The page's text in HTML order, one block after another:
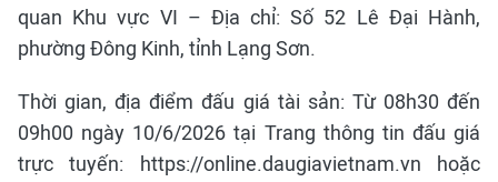
quan Khu vực VI – Địa chỉ: Số 52 Lê Đại Hành,
phường Đông Kinh, tỉnh Lạng Sơn.
Thời gian, địa điểm đấu giá tài sản: Từ 08h30 đến
09h00 ngày 10/6/2026 tại Trang thông tin đấu giá
trực tuyến: https://online.daugiavietnam.vn hoặc